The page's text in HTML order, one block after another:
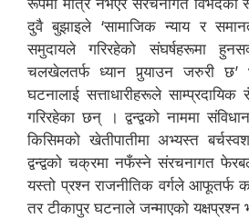
रूपमा मात्रै नभएर संरचनागत विभेदको
दुवै बुझाइले ‘सामाजिक न्याय र
समुदायले गरिरहेको संघर्षहरूमा
चलखेलतर्फ ध्यान पुर्‍याउन जरुरी
घटनालाई सत्ताधारीहरूले
गरिरहेका छन् । द्वन्द्वको नाममा
किसिमको खेतीपातीमा अभ्यस्त
द्वन्द्वको चक्रमा नफँस्ने संरचनागत
यस्तो प्रश्न राजनीतिक वर्गले आफूतर्फ
तर टीकापुर घटनाले जन्माएको यक्षप्रश्न